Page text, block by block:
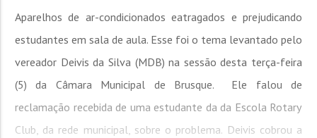
Aparelhos de ar-condicionados eatragados e prejudicando
estudantes em sala de aula. Esse foi o tema levantado pelo
vereador Deivis da Silva (MDB) na sessão desta terça-feira
(5) da Câmara Municipal de Brusque. Ele falou de
reclamação recebida de uma estudante da da Escola Rotary
Club, da rede municipal, sobre o problema. Deivis cobrou a